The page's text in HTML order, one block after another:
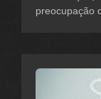
preocupação